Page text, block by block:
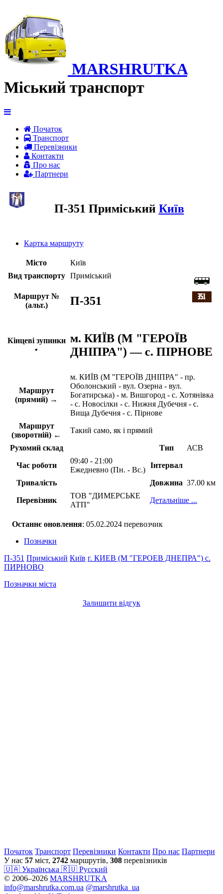
MARSHRUTKA
Міський транспорт
Початок
Транспорт
Перевiзники
Контакти
Про нас
Партнери
П-351 Приміський Київ
Картка маршруту
Місто
Київ
Вид транспорту
Приміський
Маршрут №
(альт.)
П-351
Кінцеві зупинки
•
м. КИЇВ (М "ГЕРОЇВ
ДНІПРА") — с. ПІРНОВЕ
Маршрут
(прямий) →
м. КИЇВ (М "ГЕРОЇВ ДНІПРА" - пр.
Оболонський - вул. Озерна - вул.
Богатирська) - м. Вишгород - с. Хотянівка
- с. Новосілки - с. Нижня Дубечня - с.
Вища Дубечня - с. Пірнове
Маршрут
(зворотній) ←
Такий само, як і прямий
Рухомий склад Тип АСВ
Час роботи
09:40 - 21:00
Ежедневно (Пн. - Вс.)
Інтервал
Тривалість Довжина 37.00 км
Перевізник
ТОВ "ДИМЕРСЬКЕ
АТП"
Детальніше ...
Останнє оновлення: 05.02.2024 перевозчик
Позначки
П-351 Приміський Київ г. КИЕВ (М "ГЕРОЕВ ДНЕПРА") с.
ПИРНОВО
Позначки міста
Залишити відгук
Початок Транспорт Перевiзники Контакти Про нас Партнери
У нас 57 міст, 2742 маршрутів, 308 перевізників
🇺🇦 Українська 🇷🇺 Русский
© 2006–2026 MARSHRUTKA
info@marshrutka.com.ua @marshrutka_ua